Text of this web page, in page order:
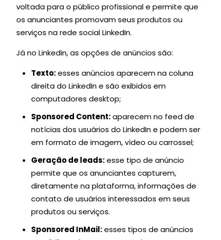
voltada para o público profissional e permite que
os anunciantes promovam seus produtos ou
serviços na rede social LinkedIn.
Já no Linkedin, as opções de anúncios são:
Texto:esses anúncios aparecem na coluna
direita do LinkedIn e são exibidos em
computadores desktop;
Sponsored Content:aparecem no feed de
notícias dos usuários do LinkedIn e podem ser
em formato de imagem, vídeo ou carrossel;
Geração de leads:esse tipo de anúncio
permite que os anunciantes capturem,
diretamente na plataforma, informações de
contato de usuários interessados em seus
produtos ou serviços.
Sponsored InMail:esses tipos de anúncios